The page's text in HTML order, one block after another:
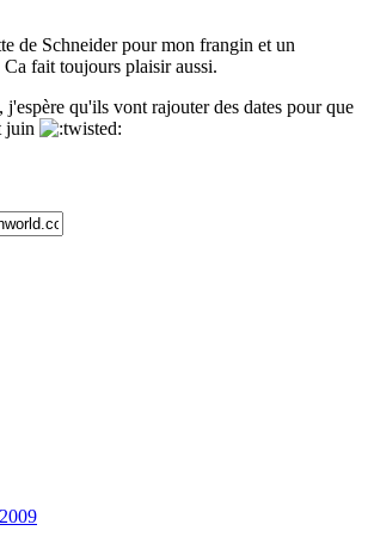
de Schneider pour mon frangin et un
fait toujours plaisir aussi.
qu'ils vont rajouter des dates pour que
juin